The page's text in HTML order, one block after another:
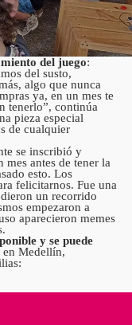
del juego:
del susto,
algo que nunca
ya, en un mes te
tenerlo”, continúa
pieza especial
de cualquier
se inscribió y
mes antes de tener la
esto. Los
felicitarnos. Fue una
un recorrido
empezaron a
aparecieron memes
y se puede
en Medellín,